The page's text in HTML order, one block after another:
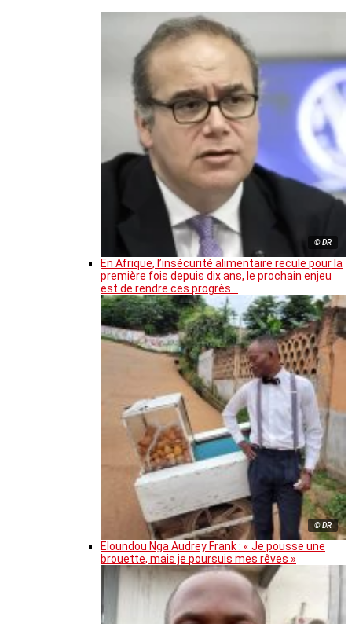
© DR
En Afrique, l’insécurité alimentaire recule pour la
première fois depuis dix ans, le prochain enjeu
est de rendre ces progrès…
© DR
Eloundou Nga Audrey Frank : « Je pousse une
brouette, mais je poursuis mes rêves »